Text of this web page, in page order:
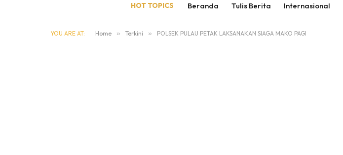
HOT TOPICS Beranda Tulis Berita Internasional
YOU ARE AT: Home » Terkini » POLSEK PULAU PETAK LAKSANAKAN SIAGA MAKO PAGI